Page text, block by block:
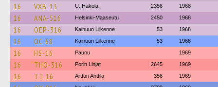
16 VXB-13 U. Hakola 2356 1968
16 ANA-516 Helsinki-Maaseutu 2450 1968
16 OEP-316 Kainuun Liikenne 53 1968
16 OC-68 Kainuun Liikenne 53 1968
16 HS-16 Paunu 1969
16 THO-316 Porin Linjat 2645 1969
16 TT-16 Artturi Anttila 356 1969